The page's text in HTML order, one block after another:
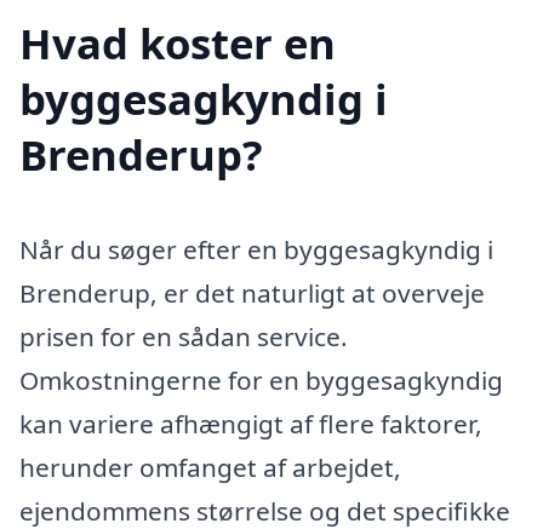
Hvad koster en
byggesagkyndig i
Brenderup?
Når du søger efter en byggesagkyndig i
Brenderup, er det naturligt at overveje
prisen for en sådan service.
Omkostningerne for en byggesagkyndig
kan variere afhængigt af flere faktorer,
herunder omfanget af arbejdet,
ejendommens størrelse og det specifikke